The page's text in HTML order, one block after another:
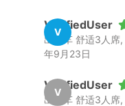
V
VerifiedUser
出租车 舒适3人
年9月23日
V
VerifiedUser
出租车 舒适3人